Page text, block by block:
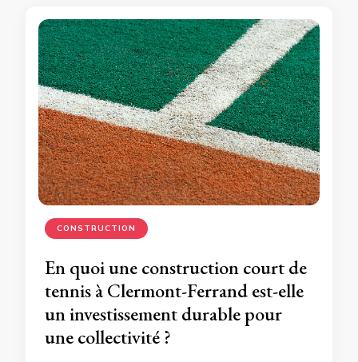
CONSTRUCTION
En quoi une construction court de
tennis à Clermont-Ferrand est-elle
un investissement durable pour
une collectivité ?